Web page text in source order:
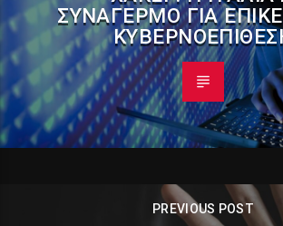
ΣΥΝΑΓΕΡΜΌ ΓΙΑ
PREVIOUS POST